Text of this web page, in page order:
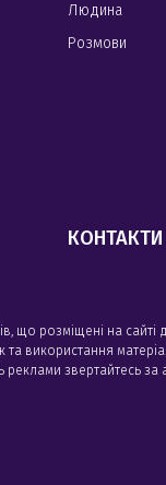
Людина
Розмови
КОНТАКТИ
що розміщені на
використання
реклами звертайтесь